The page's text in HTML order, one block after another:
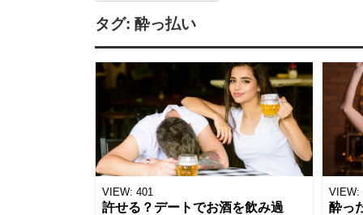
タグ: 酔っ払い
VIEW: 401
許せる？デートでお酒を飲み過
VIEW:
酔っ